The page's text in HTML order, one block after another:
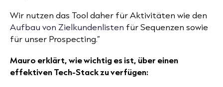
Wir nutzen das Tool daher für Aktivitäten wie den
Aufbau von Zielkundenlisten für Sequenzen sowie
für unser Prospecting.“
Mauro erklärt, wie wichtig es ist, über einen
effektiven Tech-Stack zu verfügen: